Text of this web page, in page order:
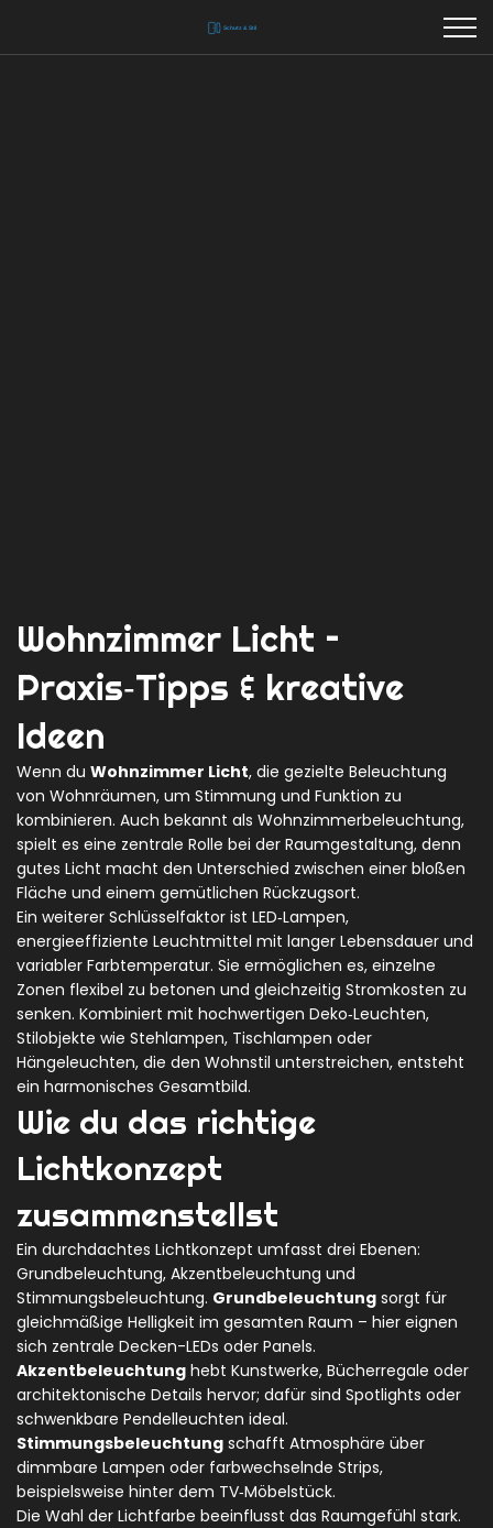
Wohnzimmer Licht –
Praxis‑Tipps & kreative
Ideen
Wenn du Wohnzimmer Licht, die gezielte Beleuchtung
von Wohnräumen, um Stimmung und Funktion zu
kombinieren. Auch bekannt als Wohnzimmerbeleuchtung,
spielt es eine zentrale Rolle bei der Raumgestaltung, denn
gutes Licht macht den Unterschied zwischen einer bloßen
Fläche und einem gemütlichen Rückzugsort.
Ein weiterer Schlüsselfaktor ist LED‑Lampen,
energieeffiziente Leuchtmittel mit langer Lebensdauer und
variabler Farbtemperatur. Sie ermöglichen es, einzelne
Zonen flexibel zu betonen und gleichzeitig Stromkosten zu
senken. Kombiniert mit hochwertigen Deko‑Leuchten,
Stilobjekte wie Stehlampen, Tischlampen oder
Hängeleuchten, die den Wohnstil unterstreichen, entsteht
ein harmonisches Gesamtbild.
Wie du das richtige
Lichtkonzept
zusammenstellst
Ein durchdachtes Lichtkonzept umfasst drei Ebenen:
Grundbeleuchtung, Akzentbeleuchtung und
Stimmungsbeleuchtung. Grundbeleuchtung sorgt für
gleichmäßige Helligkeit im gesamten Raum – hier eignen
sich zentrale Decken-LEDs oder Panels.
Akzentbeleuchtung hebt Kunstwerke, Bücherregale oder
architektonische Details hervor; dafür sind Spotlights oder
schwenkbare Pendelleuchten ideal.
Stimmungsbeleuchtung schafft Atmosphäre über
dimmbare Lampen oder farbwechselnde Strips,
beispielsweise hinter dem TV‑Möbelstück.
Die Wahl der Lichtfarbe beeinflusst das Raumgefühl stark.